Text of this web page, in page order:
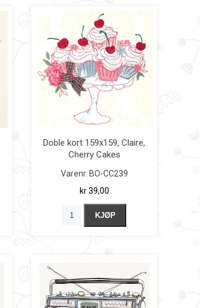
Doble kort 159x159, Claire,
Cherry Cakes
Varenr. BO-CC239
kr 39,00
KJØP